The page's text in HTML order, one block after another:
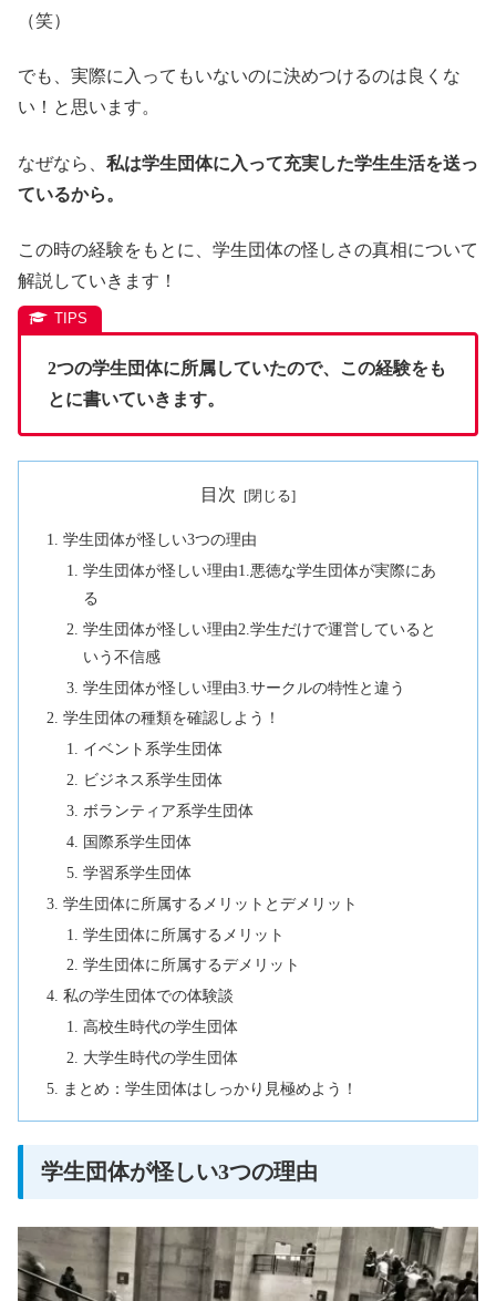
（笑）
でも、実際に入ってもいないのに決めつけるのは良くな
い！と思います。
なぜなら、 私は学生団体に入って充実した学生生活を送っ
ているから。
この時の経験をもとに、学生団体の怪しさの真相について
解説していきます！
2つの学生団体に所属していたので、この経験をも
とに書いていきます。
目次
学生団体が怪しい3つの理由
学生団体が怪しい理由1.悪徳な学生団体が実際にあ
る
学生団体が怪しい理由2.学生だけで運営していると
いう不信感
学生団体が怪しい理由3.サークルの特性と違う
学生団体の種類を確認しよう！
イベント系学生団体
ビジネス系学生団体
ボランティア系学生団体
国際系学生団体
学習系学生団体
学生団体に所属するメリットとデメリット
学生団体に所属するメリット
学生団体に所属するデメリット
私の学生団体での体験談
高校生時代の学生団体
大学生時代の学生団体
まとめ：学生団体はしっかり見極めよう！
学生団体が怪しい3つの理由